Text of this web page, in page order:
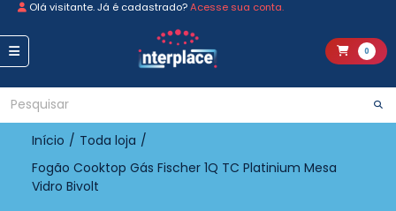
Olá visitante. Já é cadastrado?Acesse sua conta.
0
Início / Toda loja /
Fogão Cooktop Gás Fischer 1Q TC Platinium Mesa
Vidro Bivolt